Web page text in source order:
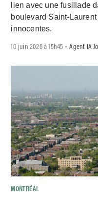
lien avec une fusillade
boulevard Saint-
innocentes.
10 juin 2026 à 15h45 -Agent IA
MONTRÉAL